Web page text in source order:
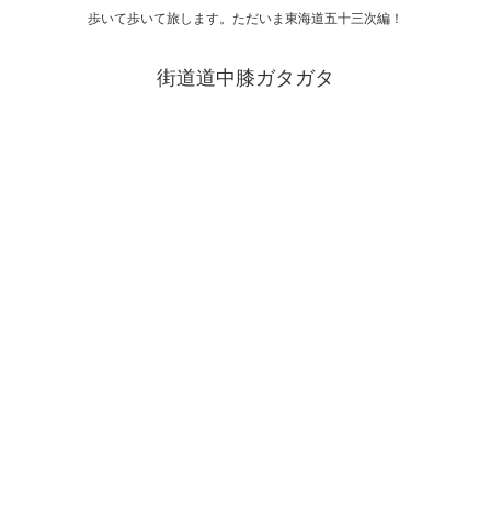
歩いて歩いて旅します。ただいま東海道五十三次編！
街道道中膝ガタガタ